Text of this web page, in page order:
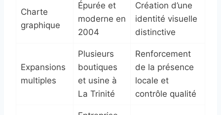
Charte
graphique
Épurée et
moderne en
2004
Création d’une
identité visuelle
distinctive
Expansions
multiples
Plusieurs
boutiques
et usine à
La Trinité
Renforcement
de la présence
locale et
contrôle qualité